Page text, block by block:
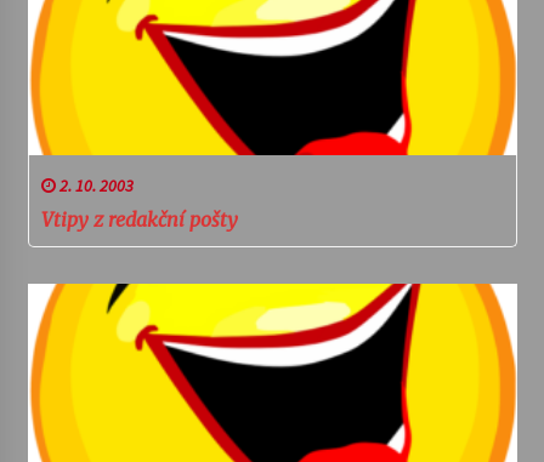
2. 10. 2003
Vtipy z redakční pošty